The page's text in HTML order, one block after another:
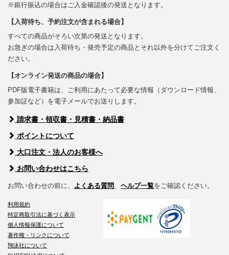
※銀行振込の場合はご入金確認後の発送となります。
【入荷待ち、予約注文が含まれる場合】
すべての商品がそろい次第の発送となります。
お急ぎの場合は入荷待ち・発売予定の商品とそれ以外を分けてご注文く
ださい。
【オンライン発送の商品の場合】
PDF版電子書籍は、ご利用にあたって必要な情報（ダウンロード情報、
参加証など）を電子メールでお送りします。
請求書・領収書・見積書・納品書
ポイントについて
大口注文・法人のお客様へ
お問い合わせはこちら
お問い合わせの前に、 よくある質問、 ヘルプ一覧をご確認ください。
利用規約
特定商取引法に基づく表示
個人情報保護について
著作権・リンクについて
翔泳社について